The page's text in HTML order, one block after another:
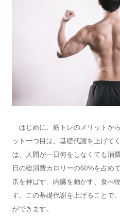
はじめに、筋トレのメリットか
ット一つ目は、基礎代謝を上げて
は、人間が一日何をしなくても消
日の総消費カロリーの60%を占め
爪を伸ばす、内臓を動かす、食べ
す。この基礎代謝を上げることで
ができます。